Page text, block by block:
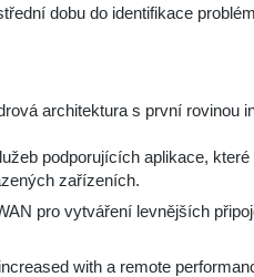
dobu do identifikace
architektura s první rovinou
podporujících aplikace,
zařízeních.
pro vytváření levnějších
with a remote